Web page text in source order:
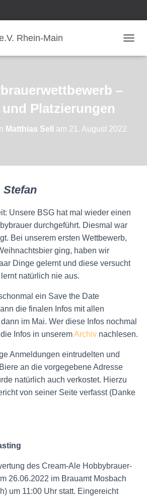
Rhein-Main
A
T
–
Platzierungen
Matthias Sell am 21. August 2022
Stefan
Unsere BSG hat mal wieder einen
durchgeführt. Diesmal war
Bei unserem ersten Wettbewerb,
ging, haben wir
Dinge gelernt und diese versucht
natürlich nie aus.
ein Save the Date
die finalen Infos mit allen
im Mai. Wer diese Infos nochmal
Infos in unseremArchiv nachlesen.
Anmeldungen eintrudelten und
an die vorgegebene Adresse
natürlich auch verkostet. Hierzu
von seiner Seite verfasst (Danke
des Cream-Ale Hobbybrauer-
26.06.2022 im Brauamt Mosbach
um 11:00 Uhr statt. Eingereicht